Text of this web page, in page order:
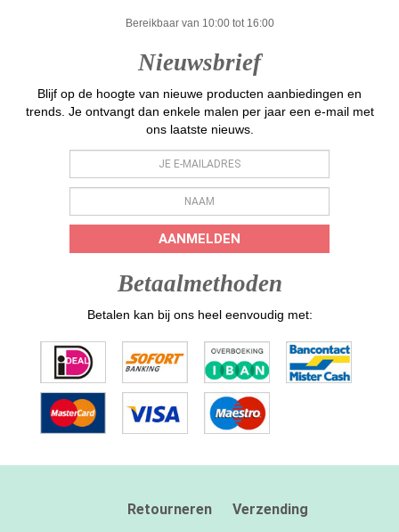
Bereikbaar van 10:00 tot 16:00
Nieuwsbrief
Blijf op de hoogte van nieuwe producten aanbiedingen en
trends. Je ontvangt dan enkele malen per jaar een e-mail met
ons laatste nieuws.
AANMELDEN
Betaalmethoden
Betalen kan bij ons heel eenvoudig met:
Retourneren Verzending